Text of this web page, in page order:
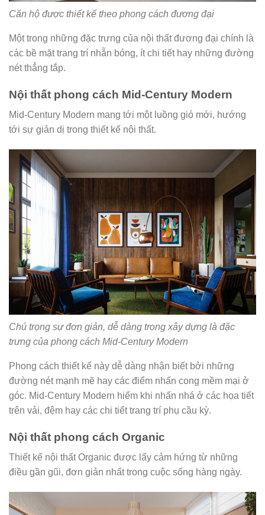
Căn hộ được thiết kế theo phong cách đương đại
Một trong những đặc trưng của nội thất đương đại chính là
các bề mặt trang trí nhẵn bóng, ít chi tiết hay những đường
nét thẳng tắp.
Nội thất phong cách Mid-Century Modern
Mid-Century Modern mang tới một luồng gió mới, hướng
tới sự giản dị trong thiết kế nội thất.
Chú trọng sự đơn giản, dễ dàng trong xây dựng là đặc
trưng của phong cách Mid-Century Modern
Phong cách thiết kế này dễ dàng nhận biết bởi những
đường nét mạnh mẽ hay các điểm nhấn cong mềm mại ở
góc. Mid-Century Modern hiếm khi nhấn nhá ở các họa tiết
trên vải, đệm hay các chi tiết trang trí phụ cầu kỳ.
Nội thất phong cách Organic
Thiết kế nội thất Organic được lấy cảm hứng từ những
điều gần gũi, đơn giản nhất trong cuộc sống hàng ngày.